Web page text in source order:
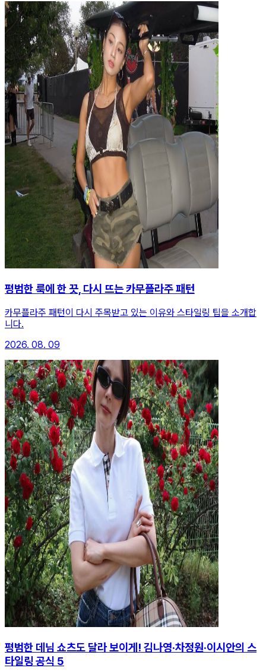
평범한 룩에 한 끗, 다시 뜨는 카무플라주 패턴
카무플라주 패턴이 다시 주목받고 있는 이유와 스타일링 팁을 소개합
니다.
2026. 08. 09
평범한 데님 쇼츠도 달라 보이게! 김나영·차정원·이시안의 스
타일링 공식 5